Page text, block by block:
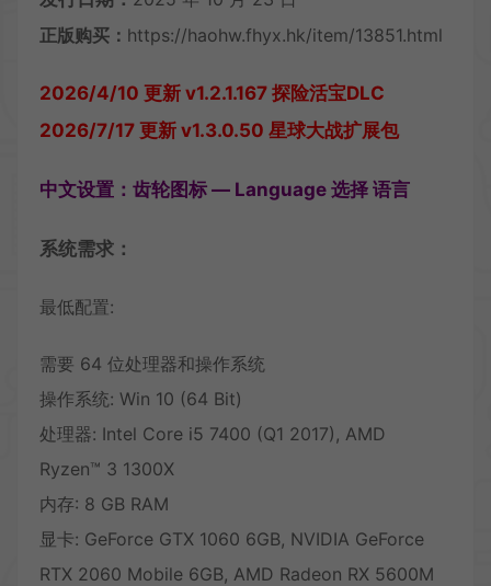
正版购买： https://haohw.fhyx.hk/item/13851.html
2026/4/10 更新 v1.2.1.167 探险活宝DLC
2026/7/17 更新 v1.3.0.50 星球大战扩展包
中文设置：齿轮图标 — Language 选择 语言
系统需求：
最低配置:
需要 64 位处理器和操作系统
操作系统: Win 10 (64 Bit)
处理器: Intel Core i5 7400 (Q1 2017), AMD
Ryzen™ 3 1300X
内存: 8 GB RAM
显卡: GeForce GTX 1060 6GB, NVIDIA GeForce
RTX 2060 Mobile 6GB, AMD Radeon RX 5600M